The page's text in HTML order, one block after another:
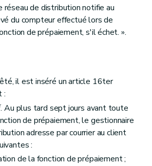
réseau de distribution notifie au
du compteur effectué lors de
de prépaiement, s'il échet. ».
il est inséré un article 16ter
:
. Au plus tard sept jours avant toute
de prépaiement, le gestionnaire
adresse par courrier au client
:
de la fonction de prépaiement ;